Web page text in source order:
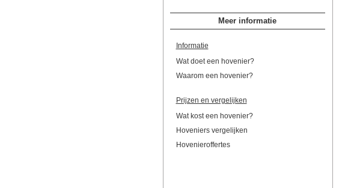
Meer informatie
Informatie
Wat doet een hovenier?
Waarom een hovenier?
Prijzen en vergelijken
Wat kost een hovenier?
Hoveniers vergelijken
Hovenieroffertes